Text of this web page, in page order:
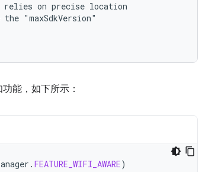
relies on precise
the
能，如下所示：
. FEATURE_WIFI_AWARE)